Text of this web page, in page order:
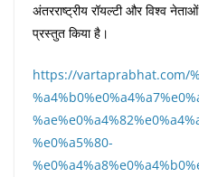
अंतरराष्ट्रीय रॉयल्टी और विश्व
प्रस्तुत किया है।
https://vartaprabhat.com/
%e0%a5%80-